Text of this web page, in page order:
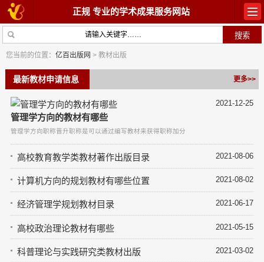
正规 专业的学术成果服务网站
学术著作
参与出版
您当前的位置： 亿百出版网 > 教材出版
最新教材申请信息 更多>>
2021-12-25
管理学方向的教材有哪些
管理学方向职称晋升职称是可以通过编写教材来获得职称加分的，管理学方向的教材出
2021-08-06
高校教育教学类教材著作出版目录
2021-08-02
计算机方向的规划教材有哪些位置
2021-06-17
经济管理学规划教材目录
2021-05-15
高校政治理论教材有哪些
2021-03-02
科普理论与实践研究类教材出版